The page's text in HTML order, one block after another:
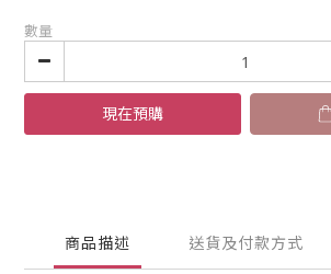
數量
現在預購
商品描述 送貨及付款方式